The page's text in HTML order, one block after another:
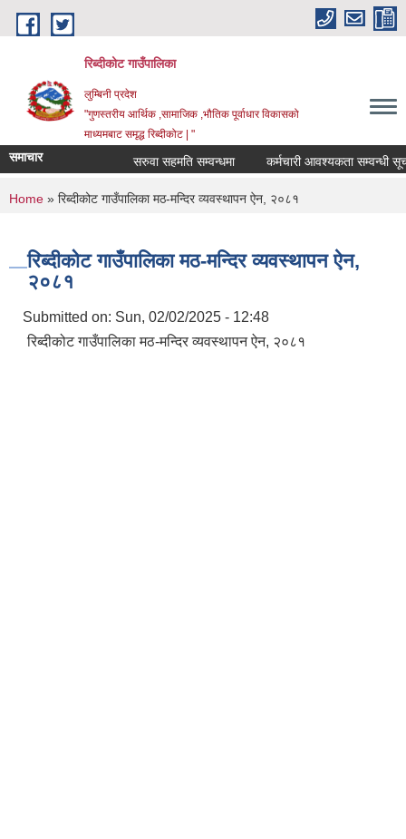
Skip to main content
रिब्दीकोट गाउँपालिका
लुम्बिनी प्रदेश
"गुणस्तरीय आर्थिक ,सामाजिक ,भौतिक पूर्वाधार विकासको
माध्यमबाट समृद्ध रिब्दीकोट | "
समाचार सरुवा सहमति सम्वन्धमा कर्मचारी आवश्यकता सम्वन्धी सूचना
You are here
Home » रिब्दीकोट गाउँपालिका मठ-मन्दिर व्यवस्थापन ऐन, २०८१
रिब्दीकोट गाउँपालिका मठ-मन्दिर व्यवस्थापन ऐन,
२०८१
Submitted on: Sun, 02/02/2025 - 12:48
रिब्दीकोट गाउँपालिका मठ-मन्दिर व्यवस्थापन ऐन, २०८१